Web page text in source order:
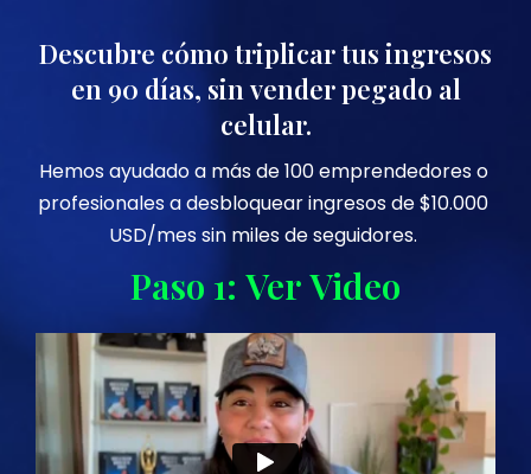
Descubre cómo triplicar tus ingresos
en 90 días, sin vender pegado al
celular.
Hemos ayudado a más de 100 emprendedores o
profesionales a desbloquear ingresos de $10.000
Paso 1: Ver Video